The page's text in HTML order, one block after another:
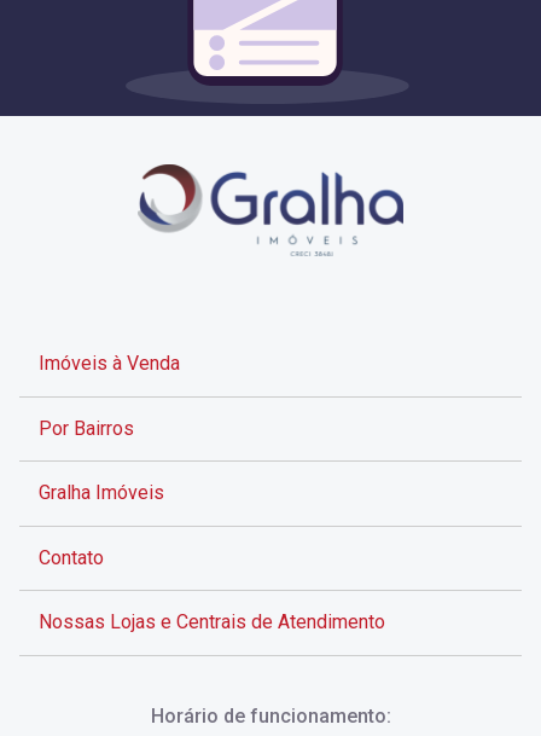
Imóveis à Venda
Por Bairros
Gralha Imóveis
Contato
Nossas Lojas e Centrais de Atendimento
Horário de funcionamento: